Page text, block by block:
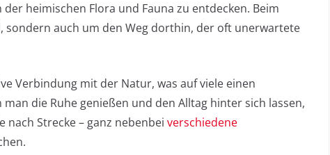
heimischen Flora und Fauna zu entdecken. Beim
sondern auch um den Weg dorthin, der oft unerwartete
Verbindung mit der Natur, was auf viele einen
die Ruhe genießen und den Alltag hinter sich lassen,
nach Strecke – ganz nebenbei verschiedene